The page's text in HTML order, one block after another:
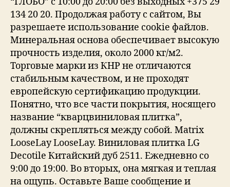
134 20 20. Продолжая работу с сайтом, Вы
разрешаете использование cookie файлов.
Минеральная основа обеспечивает высокую
прочность изделия, около 2000 кг/м2.
Торговые марки из КНР не отличаются
стабильным качеством, и не проходят
европейскую сертификацию продукции.
Понятно, что все части покрытия, носящего
название “кварцвиниловая плитка”,
должны скрепляться между собой. Matrix
LooseLay LooseLay. Виниловая плитка LG
Decotile Китайский дуб 2511. Ежедневно со
9:00 до 19:00. Во вторых, она мягкая и теплая
на ощупь. Оставьте Ваше сообщение и